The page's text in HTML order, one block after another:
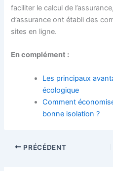
faciliter le calcul de
d’assurance ont établi des
sites en ligne.
En complément :
Les principaux
écologique
Comment
bonne isolation ?
PRÉCÉDENT